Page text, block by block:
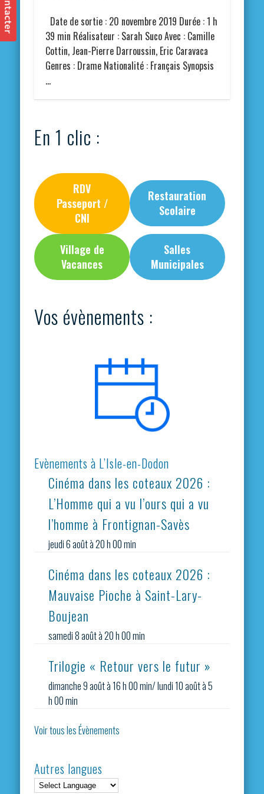
Date de sortie : 20 novembre 2019 Durée : 1 h
39 min Réalisateur : Sarah Suco Avec : Camille
Cottin, Jean-Pierre Darroussin, Eric Caravaca
Genres : Drame Nationalité : Français Synopsis
…
En 1 clic :
RDV
Passeport /
CNI
Restauration
Scolaire
Village de
Vacances
Salles
Municipales
Vos évènements :
Evènements à L’Isle-en-Dodon
Cinéma dans les coteaux 2026 :
L’Homme qui a vu l’ours qui a vu
l’homme à Frontignan-Savès
jeudi 6 août à 20 h 00 min
Cinéma dans les coteaux 2026 :
Mauvaise Pioche à Saint-Lary-
Boujean
samedi 8 août à 20 h 00 min
Trilogie « Retour vers le futur »
dimanche 9 août à 16 h 00 min/lundi 10 août à 5
h 00 min
Voir tous les Évènements
Autres langues